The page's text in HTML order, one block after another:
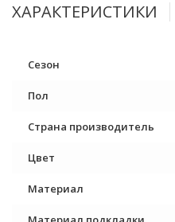
ХАРАКТЕРИСТИКИ
Сезон
Пол
Страна производитель
Цвет
Материал